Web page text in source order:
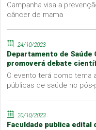
Campanha visa a
câncer de mama
24/10/2023
Departamento de Saúde
promoverá debate
O evento terá como tema
públicas de saúde no pós-
20/10/2023
Faculdade publica edital